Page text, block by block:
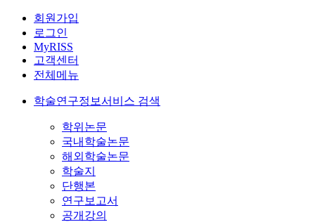
회원가입
로그인
MyRISS
고객센터
전체메뉴
학술연구정보서비스 검색
학위논문
국내학술논문
해외학술논문
학술지
단행본
연구보고서
공개강의